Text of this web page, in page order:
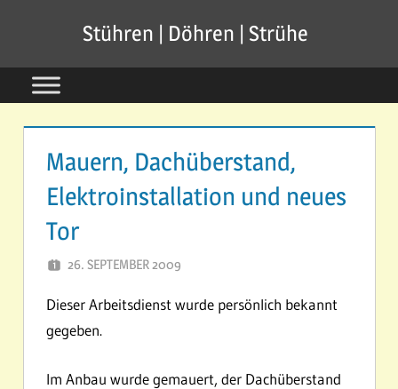
springen
Stühren | Döhren | Strühe
Mauern, Dachüberstand,
Elektroinstallation und neues
Tor
26. SEPTEMBER 2009
Dieser Arbeitsdienst wurde persönlich bekannt
gegeben.
Im Anbau wurde gemauert, der Dachüberstand